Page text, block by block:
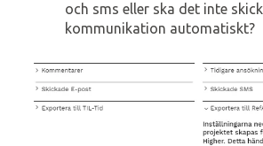
och sms eller ska det inte
kommunikation automatiskt?